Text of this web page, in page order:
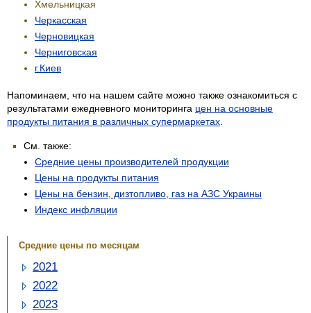
Хмельницкая
Черкасская
Черновицкая
Черниговская
г.Киев
Напоминаем, что на нашем сайте можно также ознакомиться с
результатами ежедневного мониторинга цен на основные
продукты питания в различных супермаркетах
См. также:
Средние цены производителей продукции
Цены на продукты питания
Цены на бензин, дизтопливо, газ на АЗС Украины
Индекс инфляции
Средние цены по месяцам
2021
2022
2023